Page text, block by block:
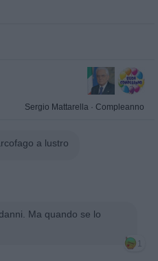
Sergio Mattarella · Compleanno
a lustro
Ma quando se lo
1